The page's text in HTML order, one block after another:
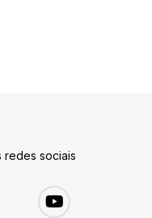
redes sociais